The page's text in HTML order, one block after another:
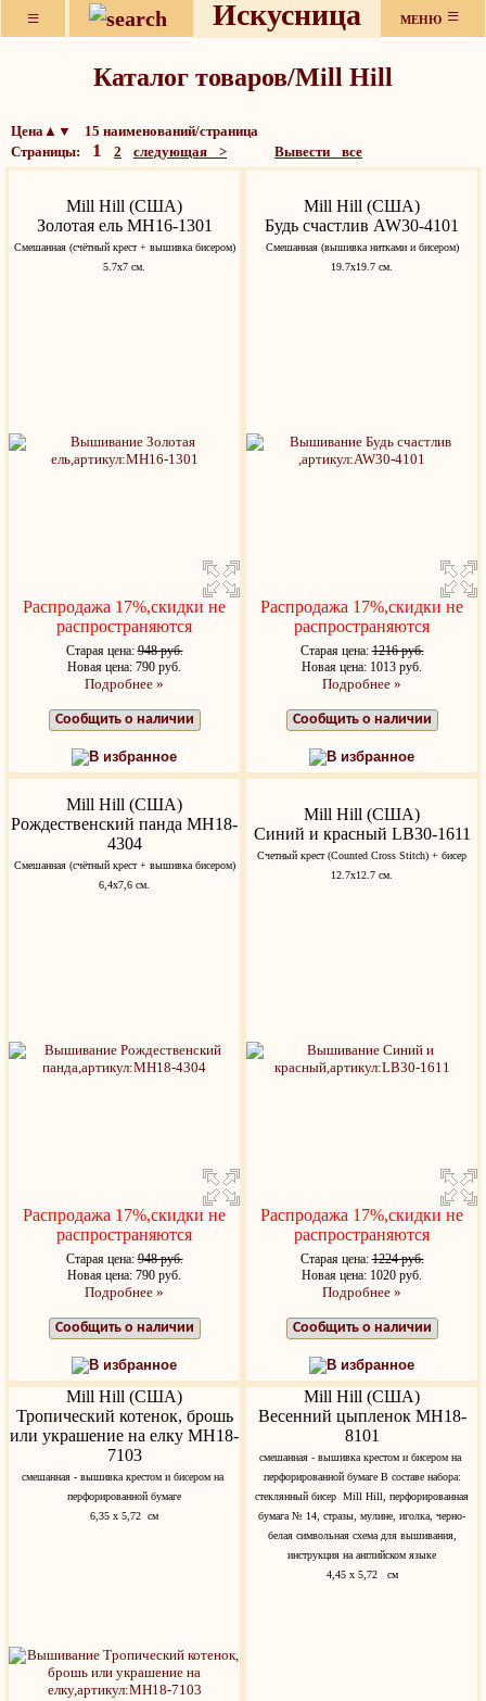
≡ Искусница МЕНЮ ≡
Каталог товаров/Mill Hill
Цена▲▼ 15 наименований/страница
Страницы: 1 2 следующая > Вывести все
Mill Hill (США)
Золотая ель MH16-1301
Смешанная (счётный крест + вышивка бисером)
5.7х7 см.
Распродажа 17%,скидки не
распространяются
Старая цена:948 руб.
Новая цена: 790 руб.
Подробнее »
Сообщить о наличии
В избранное
Mill Hill (США)
Будь счастлив AW30-4101
Cмешанная (вышивка нитками и бисером)
19.7x19.7 см.
Распродажа 17%,скидки не
распространяются
Старая цена:1216 руб.
Новая цена: 1013 руб.
Подробнее »
Сообщить о наличии
В избранное
Mill Hill (США)
Рождественский панда MH18-
4304
Смешанная (счётный крест + вышивка бисером)
6,4х7,6 см.
Распродажа 17%,скидки не
распространяются
Старая цена:948 руб.
Новая цена: 790 руб.
Подробнее »
Сообщить о наличии
В избранное
Mill Hill (США)
Синий и красный LB30-1611
Счетный крест (Counted Cross Stitch) + бисер
12.7x12.7 см.
Распродажа 17%,скидки не
распространяются
Старая цена:1224 руб.
Новая цена: 1020 руб.
Подробнее »
Сообщить о наличии
В избранное
Mill Hill (США)
Тропический котенок, брошь
или украшение на елку MH18-
7103
смешанная - вышивка крестом и бисером на
перфорированной бумаге
6,35 x 5,72 см
Mill Hill (США)
Весенний цыпленок MH18-
8101
смешанная - вышивка крестом и бисером на
перфорированной бумаге В составе набора:
стеклянный бисер Mill Hill, перфорированная
бумага № 14, стразы, мулине, иголка, черно-
белая символьная схема для вышивания,
инструкция на английском языке
4,45 x 5,72 см